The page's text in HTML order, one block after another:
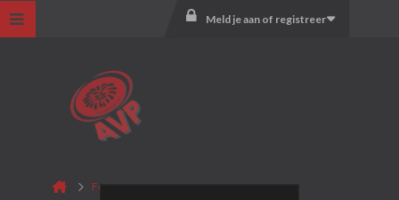
Meld je aan of registreer
Forum